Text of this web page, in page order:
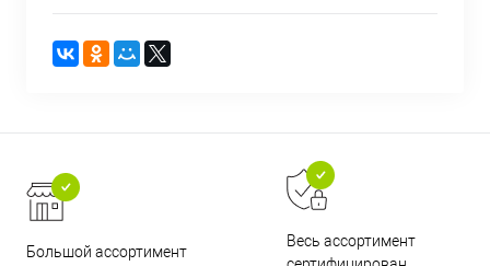
Большой ассортимент
Весь ассортимент